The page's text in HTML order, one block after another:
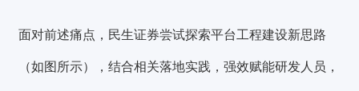
面对前述痛点，民生证券尝试探索平台工程建设新思路
（如图所示），结合相关落地实践，强效赋能研发人员，